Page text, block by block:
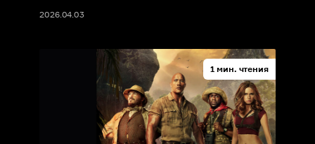
2026.04.03
1 мин. чтения